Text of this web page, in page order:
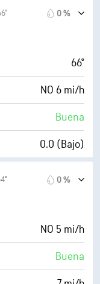
49° F
1 (Oscuro)
86 %
10 mi
0 %
66°
NO 6 mi/h
Buena
0.0 (Bajo)
50° F
0 (Oscuro)
88 %
0 %
NO 5 mi/h
Buena